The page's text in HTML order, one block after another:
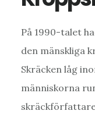
På 1990-talet
den mänskliga
Skräcken låg
människorna
skräckförfattare